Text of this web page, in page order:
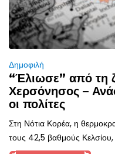
Δημοφιλή
“Έλιωσε” από τη
Χερσόνησος –
οι πολίτες
Στη Νότια Κορέα, η
τους 42,5 βαθμούς